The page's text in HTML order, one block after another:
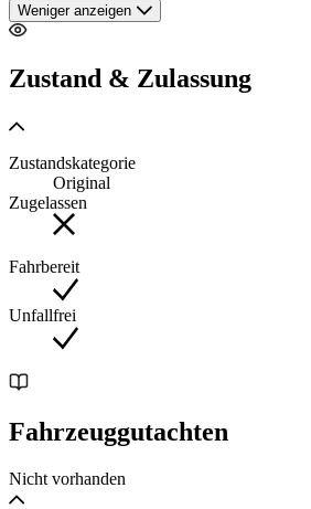
Weniger anzeigen
Zustand & Zulassung
Zustandskategorie
Original
Zugelassen
Fahrbereit
Unfallfrei
Fahrzeuggutachten
Nicht vorhanden